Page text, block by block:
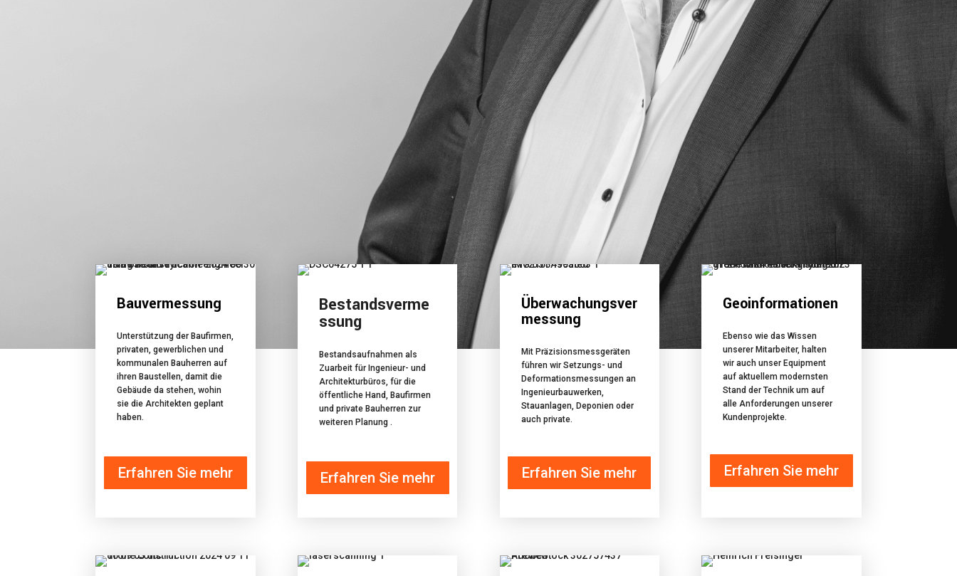
Bauvermessung
Unterstützung der Baufirmen,
privaten, gewerblichen und
kommunalen Bauherren auf
ihren Baustellen, damit die
Gebäude da stehen, wohin
sie die Architekten geplant
haben.
Erfahren Sie mehr
Bestandsverme
ssung
Bestandsaufnahmen als
Zuarbeit für Ingenieur- und
Architekturbüros, für die
öffentliche Hand, Baufirmen
und private Bauherren zur
weiteren Planung .
Erfahren Sie mehr
Überwachungsver
messung
Mit Präzisionsmessgeräten
führen wir Setzungs- und
Deformationsmessungen an
Ingenieurbauwerken,
Stauanlagen, Deponien oder
auch private.
Erfahren Sie mehr
Geoinformationen
Ebenso wie das Wissen
unserer Mitarbeiter, halten
wir auch unser Equipment
auf aktuellem modernsten
Stand der Technik um auf
alle Anforderungen unserer
Kundenprojekte.
Erfahren Sie mehr